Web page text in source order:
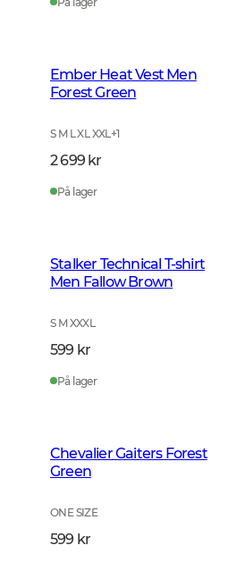
Ember Heat Vest Men
Forest Green
S M L XL XXL+1
2 699 kr
På lager
Stalker Technical T-shirt
Men Fallow Brown
S M XXXL
599 kr
På lager
Chevalier Gaiters Forest
Green
ONE SIZE
599 kr